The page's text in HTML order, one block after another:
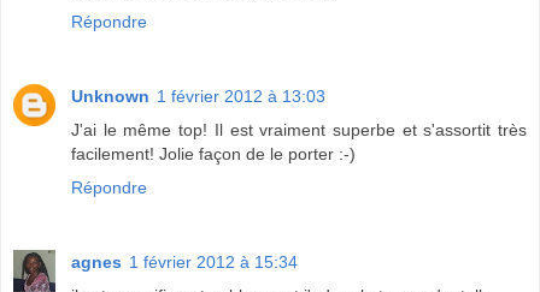
Répondre
Unknown 1 février 2012 à 13:03
J'ai le même top! Il est vraiment superbe et s'assortit très
facilement! Jolie façon de le porter :-)
Répondre
agnes 1 février 2012 à 15:34